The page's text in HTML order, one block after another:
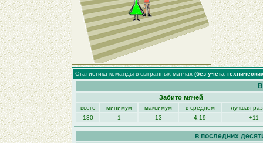
Статистика команды в сыгранных матчах (без учета
Забито мячей
всего минимум максимум в среднем
лучшая
130
1 13 4.19 +11
в последних